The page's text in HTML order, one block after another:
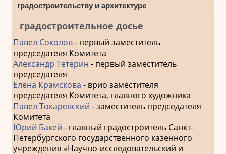
градостроительству и архитектуре
градостроительное досье
Павел Соколов- первый заместитель
председателя Комитета
Александр Тетерин - первый заместитель
председателя
Елена Крамскова - врио заместителя
председателя Комитета, главного художника
Павел Токаревский - заместитель председателя
Комитета
Юрий Бакей - главный градостроитель Санкт-
Петербургского государственного казенного
учреждения «Научно-исследовательский и